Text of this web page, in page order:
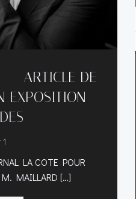
ARTICLE DE
EXPOSITION
LA COTE POUR
M. MAILLARD […]